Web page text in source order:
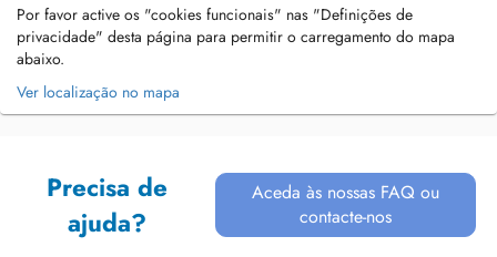
Por favor active os "cookies funcionais" nas "Definições de
privacidade" desta página para permitir o carregamento do mapa
abaixo.
Ver localização no mapa
Precisa de
ajuda?
Aceda às nossas FAQ ou
contacte-nos